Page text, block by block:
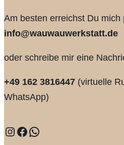
Am besten erreichst Du mich
info@wauwauwerkstatt.de
oder schreibe mir eine
+49 162 3816447 (virtuelle
WhatsApp)
Instagram Facebook WhatsApp